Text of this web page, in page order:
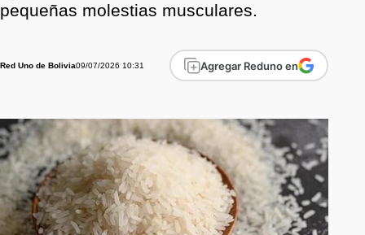
pequeñas molestias musculares.
Red Uno de Bolivia09/07/2026 10:31 Agregar Reduno en